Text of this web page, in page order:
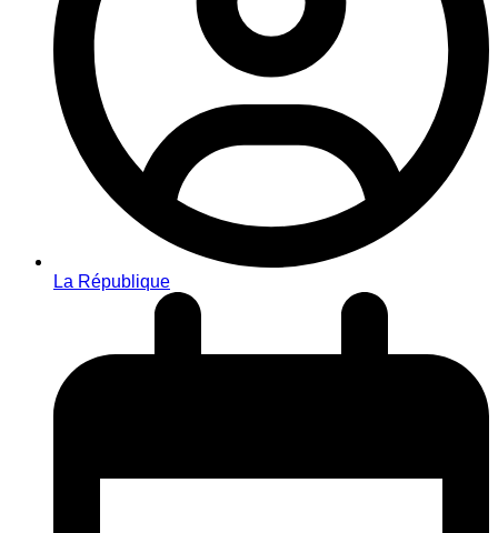
La République